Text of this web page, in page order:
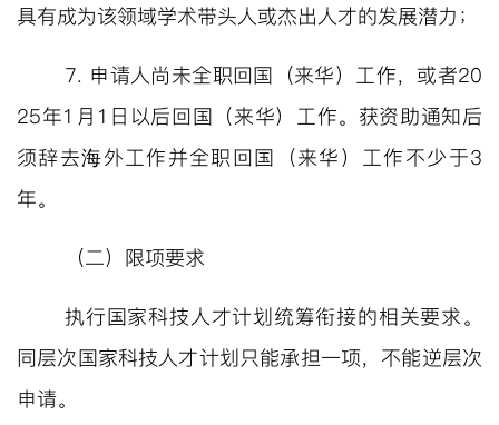
具有成为该领域学术带头人或杰出人才的发展潜力；
7. 申请人尚未全职回国（来华）工作，或者20
25年1 月 1 日以后回国（来华）工作。获资助通知后
须辞去海外工作并全职回国（来华）工作不少于3
年。
（二）限项要求
执行国家科技人才计划统筹衔接的相关要求。
同层次国家科技人才计划只能承担一项，不能逆层次
申请。